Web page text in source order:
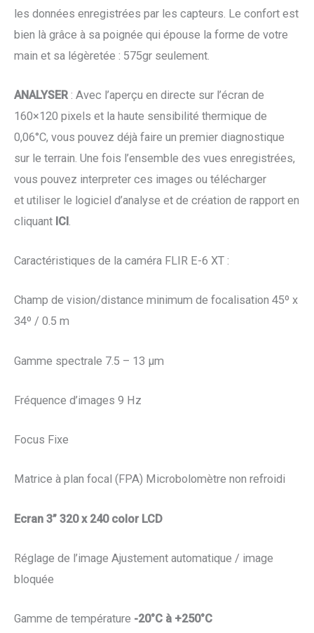
les données enregistrées par les capteurs. Le confort est
bien là grâce à sa poignée qui épouse la forme de votre
main et sa légèretée : 575gr seulement.
ANALYSER : Avec l’aperçu en directe sur l’écran de
160×120 pixels et la haute sensibilité thermique de
0,06°C, vous pouvez déjà faire un premier diagnostique
sur le terrain. Une fois l’ensemble des vues enregistrées,
vous pouvez interpreter ces images ou télécharger
et utiliser le logiciel d’analyse et de création de rapport en
cliquant ICI.
Caractéristiques de la caméra FLIR E-6 XT :
Champ de vision/distance minimum de focalisation 45º x
34º / 0.5 m
Gamme spectrale 7.5 – 13 µm
Fréquence d’images 9 Hz
Focus Fixe
Matrice à plan focal (FPA) Microbolomètre non refroidi
Ecran 3” 320 x 240 color LCD
Réglage de l’image Ajustement automatique / image
bloquée
Gamme de température -20°C à +250°C